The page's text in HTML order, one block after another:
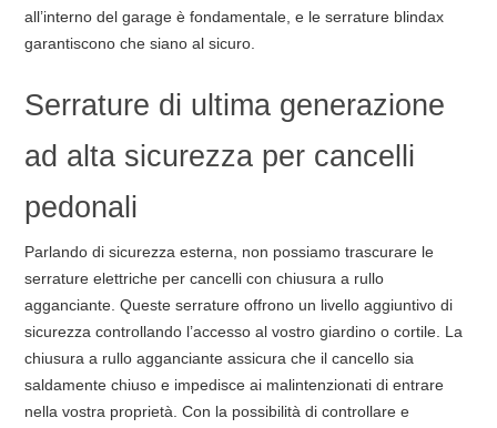
all’interno del garage è fondamentale, e le serrature blindax
garantiscono che siano al sicuro.
Serrature di ultima generazione
ad alta sicurezza per cancelli
pedonali
Parlando di sicurezza esterna, non possiamo trascurare le
serrature elettriche per cancelli con chiusura a rullo
agganciante. Queste serrature offrono un livello aggiuntivo di
sicurezza controllando l’accesso al vostro giardino o cortile. La
chiusura a rullo agganciante assicura che il cancello sia
saldamente chiuso e impedisce ai malintenzionati di entrare
nella vostra proprietà. Con la possibilità di controllare e